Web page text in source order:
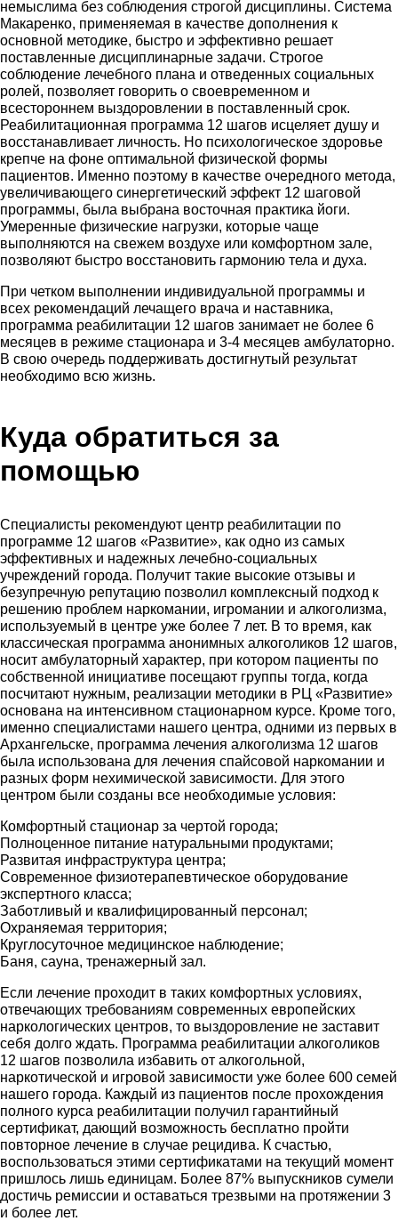
немыслима без соблюдения строгой дисциплины. Система
Макаренко, применяемая в качестве дополнения к
основной методике, быстро и эффективно решает
поставленные дисциплинарные задачи. Строгое
соблюдение лечебного плана и отведенных социальных
ролей, позволяет говорить о своевременном и
всестороннем выздоровлении в поставленный срок.
Реабилитационная программа 12 шагов исцеляет душу и
восстанавливает личность. Но психологическое здоровье
крепче на фоне оптимальной физической формы
пациентов. Именно поэтому в качестве очередного метода,
увеличивающего синергетический эффект 12 шаговой
программы, была выбрана восточная практика йоги.
Умеренные физические нагрузки, которые чаще
выполняются на свежем воздухе или комфортном зале,
позволяют быстро восстановить гармонию тела и духа.
При четком выполнении индивидуальной программы и
всех рекомендаций лечащего врача и наставника,
программа реабилитации 12 шагов занимает не более 6
месяцев в режиме стационара и 3-4 месяцев амбулаторно.
В свою очередь поддерживать достигнутый результат
необходимо всю жизнь.
Куда обратиться за
помощью
Специалисты рекомендуют центр реабилитации по
программе 12 шагов «Развитие», как одно из самых
эффективных и надежных лечебно-социальных
учреждений города. Получит такие высокие отзывы и
безупречную репутацию позволил комплексный подход к
решению проблем наркомании, игромании и алкоголизма,
используемый в центре уже более 7 лет. В то время, как
классическая программа анонимных алкоголиков 12 шагов,
носит амбулаторный характер, при котором пациенты по
собственной инициативе посещают группы тогда, когда
посчитают нужным, реализации методики в РЦ «Развитие»
основана на интенсивном стационарном курсе. Кроме того,
именно специалистами нашего центра, одними из первых в
Архангельске, программа лечения алкоголизма 12 шагов
была использована для лечения спайсовой наркомании и
разных форм нехимической зависимости. Для этого
центром были созданы все необходимые условия:
Комфортный стационар за чертой города;
Полноценное питание натуральными продуктами;
Развитая инфраструктура центра;
Современное физиотерапевтическое оборудование
экспертного класса;
Заботливый и квалифицированный персонал;
Охраняемая территория;
Круглосуточное медицинское наблюдение;
Баня, сауна, тренажерный зал.
Если лечение проходит в таких комфортных условиях,
отвечающих требованиям современных европейских
наркологических центров, то выздоровление не заставит
себя долго ждать. Программа реабилитации алкоголиков
12 шагов позволила избавить от алкогольной,
наркотической и игровой зависимости уже более 600 семей
нашего города. Каждый из пациентов после прохождения
полного курса реабилитации получил гарантийный
сертификат, дающий возможность бесплатно пройти
повторное лечение в случае рецидива. К счастью,
воспользоваться этими сертификатами на текущий момент
пришлось лишь единицам. Более 87% выпускников сумели
достичь ремиссии и оставаться трезвыми на протяжении 3
и более лет.